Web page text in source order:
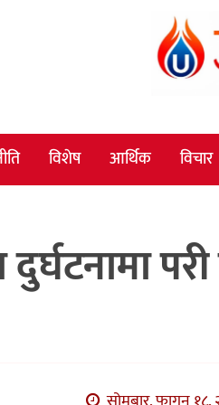
विशेष आर्थिक विचार